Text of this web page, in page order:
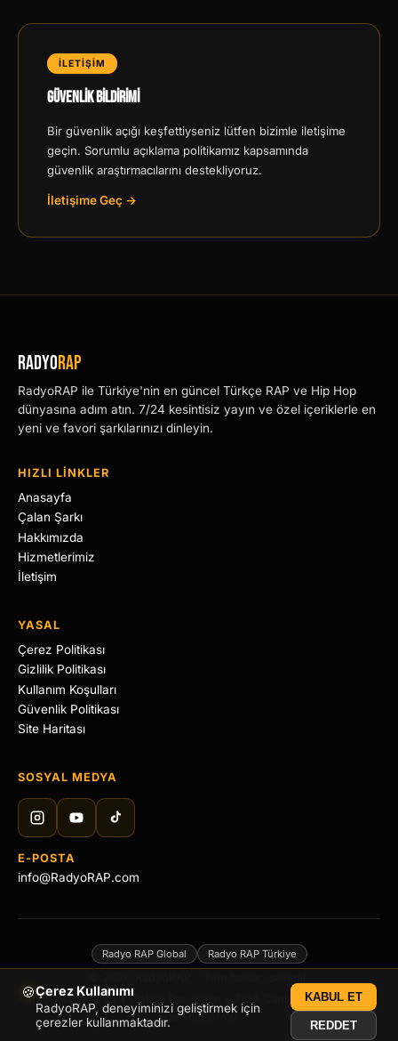
İLETİŞİM
Güvenlik Bildirimi
Bir güvenlik açığı keşfettiyseniz lütfen bizimle iletişime
geçin. Sorumlu açıklama politikamız kapsamında
güvenlik araştırmacılarını destekliyoruz.
İletişime Geç →
RADYORAP
RadyoRAP ile Türkiye'nin en güncel Türkçe RAP ve Hip Hop
dünyasına adım atın. 7/24 kesintisiz yayın ve özel içeriklerle en
yeni ve favori şarkılarınızı dinleyin.
HIZLI LİNKLER
Anasayfa
Çalan Şarkı
Hakkımızda
Hizmetlerimiz
İletişim
YASAL
Çerez Politikası
Gizlilik Politikası
Kullanım Koşulları
Güvenlik Politikası
Site Haritası
SOSYAL MEDYA
E-POSTA
info@RadyoRAP.com
Radyo RAP Global Radyo RAP Türkiye
Türkçe Rap Radyo • Online Rap Yayın • 7/24 Canlı Hip Hop • Dijital
Rap Platformu
🍪Çerez Kullanımı
RadyoRAP, deneyiminizi geliştirmek için
çerezler kullanmaktadır.
REDDET
KABUL ET